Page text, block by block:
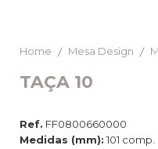
Home Mesa Design
TAÇA 10
Ref. FF0800660000
Medidas (mm): 101 comp.